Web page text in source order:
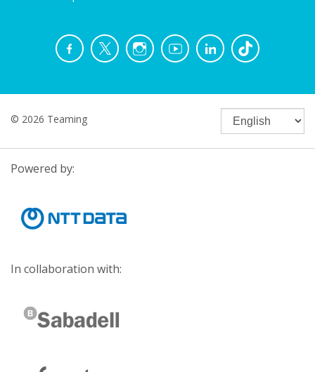
© 2026 Teaming
Powered by:
In collaboration with: